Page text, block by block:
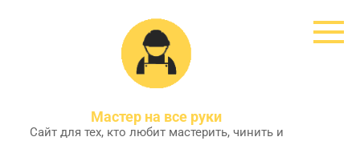
Мастер на все руки
Сайт для тех, кто любит мастерить, чинить и